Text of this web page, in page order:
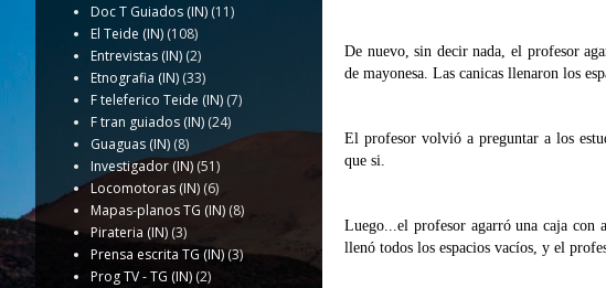
De nuevo, sin decir nada, el profesor
de mayonesa. Las canicas llenaron los
El profesor volvió a preguntar a los
que si.
Luego...el profesor agarró una caja con
llenó todos los espacios vacíos, y el
Doc T Guiados (IN) (11)
El Teide (IN) (108)
Entrevistas (IN) (2)
Etnografia (IN) (33)
F teleferico Teide (IN) (7)
F tran guiados (IN) (24)
Guaguas (IN) (8)
Investigador (IN) (51)
Locomotoras (IN) (6)
Mapas-planos TG (IN) (8)
Pirateria (IN) (3)
Prensa escrita TG (IN)(3)
Prog TV - TG (IN) (2)